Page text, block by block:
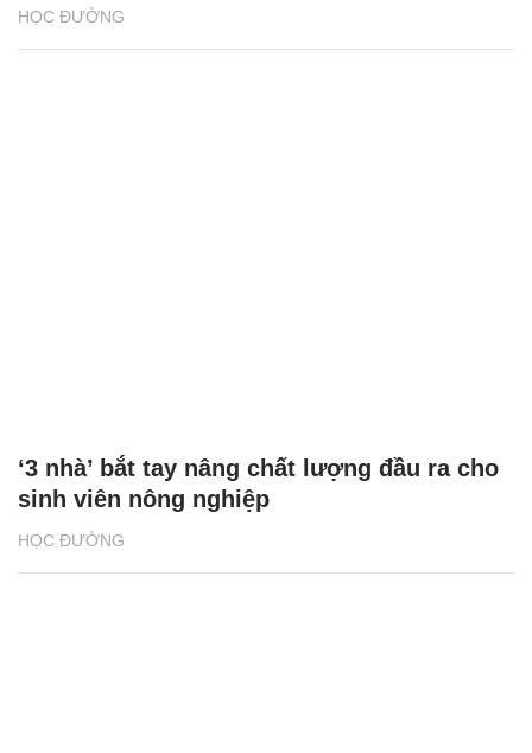
HỌC ĐƯỜNG
HỌC ĐƯỜNG
‘3 nhà’ bắt tay nâng chất lượng đầu ra cho
sinh viên nông nghiệp